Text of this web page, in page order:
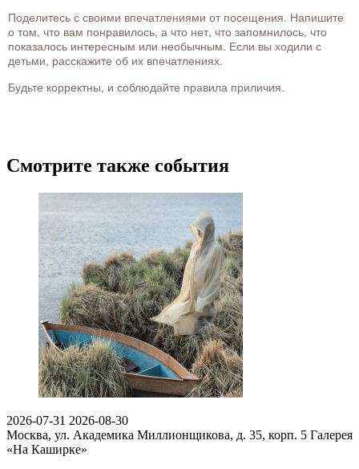
Поделитесь с своими впечатлениями от посещения. Напишите
о том, что вам понравилось, а что нет, что запомнилось, что
показалось интересным или необычным. Если вы ходили с
детьми, расскажите об их впечатлениях.
Будьте корректны, и соблюдайте правила приличия.
Смотрите также события
2026-07-31 2026-08-30
Москва, ул. Академика Миллионщикова, д. 35, корп. 5 Галерея
«На Каширке»